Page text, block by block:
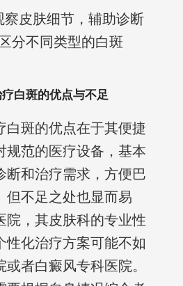
察皮肤细节，辅助诊断
分不同类型的白斑
白斑的优点与不足
白斑的优点在于其便捷
规范的医疗设备，基本
断和治疗需求，方便巴
但不足之处也显而易
院，其皮肤科的专业性
性化治疗方案可能不如
者白癜风专科医院。